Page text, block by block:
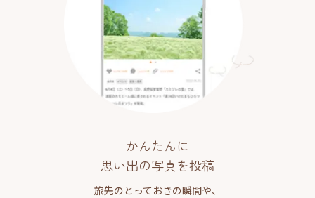
かんたんに
思い出の写真を投稿
旅先のとっておきの瞬間や、